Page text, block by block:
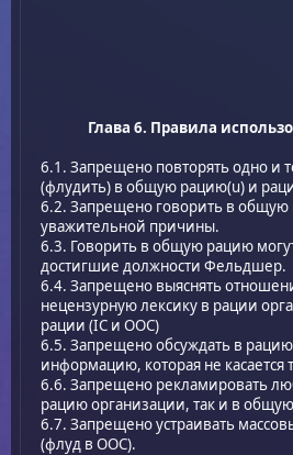
Глава 6. Правила
6.1. Запрещено повторять одно и
(флудить) в общую рацию(u) и
6.2. Запрещено говорить в общую
уважительной причины.
6.3. Говорить в общую рацию
достигшие должности Фельдшер.
6.4. Запрещено выяснять
нецензурную лексику в рации
рации (IC и ООС)
6.5. Запрещено обсуждать в
информацию, которая не касается
6.6. Запрещено рекламировать
рацию организации, так и в
6.7. Запрещено устраивать
(флуд в ООС).